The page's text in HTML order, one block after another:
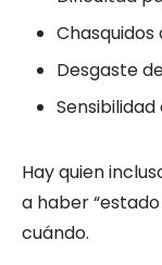
Desgaste
Hay quien
a haber
cuándo.